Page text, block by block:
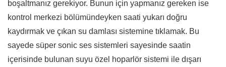
boşaltmanız gerekiyor. Bunun için yapmanız gereken ise
kontrol merkezi bölümündeyken saati yukarı doğru
kaydırmak ve çıkan su damlası sistemine tıklamak. Bu
sayede süper sonic ses sistemleri sayesinde saatin
içerisinde bulunan suyu özel hoparlör sistemi ile dışarı